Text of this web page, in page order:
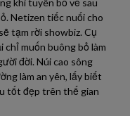
khi tuyên bố về sau
Netizen tiếc nuối cho
tạm rời showbiz. Cụ
chỉ muốn buông bỏ làm
đời. Núi cao sông
làm an yên, lấy biết
tốt đẹp trên thế gian